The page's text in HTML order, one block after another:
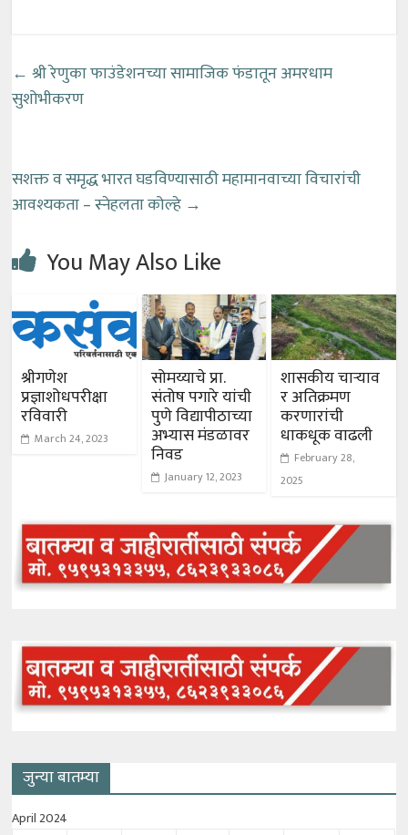
← श्री रेणुका फाउंडेशनच्या सामाजिक फंडातून अमरधाम
सुशोभीकरण
सशक्त व समृद्ध भारत घडविण्यासाठी महामानवाच्या विचारांची
आवश्यकता – स्नेहलता कोल्हे →
You May Also Like
श्रीगणेश
प्रज्ञाशोधपरीक्षा
रविवारी
March 24, 2023
सोमय्याचे प्रा.
संतोष पगारे यांची
पुणे विद्यापीठाच्या
अभ्यास मंडळावर
निवड
January 12, 2023
शासकीय चाऱ्याव
र अतिक्रमण
करणारांची
धाकधूक वाढली
February 28,
2025
जुन्या बातम्या
April 2024